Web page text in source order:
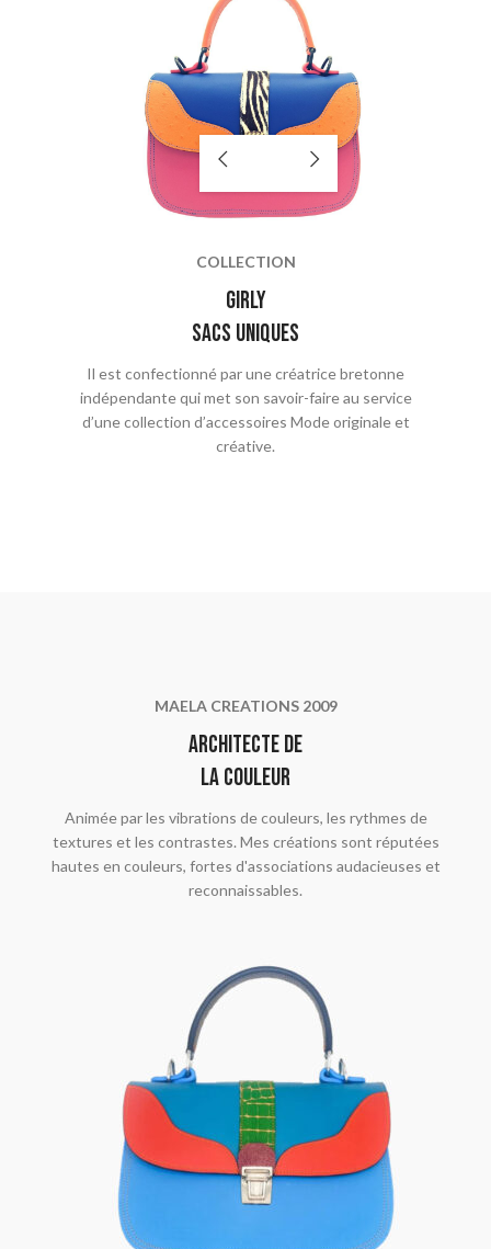
COLLECTION
girly
Sacs uniques
Il est confectionné par une créatrice bretonne
indépendante qui met son savoir-faire au service
d’une collection d’accessoires Mode originale et
créative.
MAELA CREATIONS 2009
Architecte de
la couleur
Animée par les vibrations de couleurs, les rythmes de
textures et les contrastes. Mes créations sont réputées
hautes en couleurs, fortes d'associations audacieuses et
reconnaissables.